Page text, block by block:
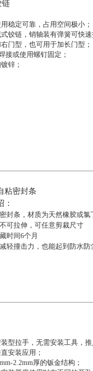
链
稳定可靠，占用空间极小；
铰链，销轴装有弹簧可快
门型，也可用于加长门型；
接或使用螺钉固定；
锌；
粘密封条
封条，材质为天然橡胶或氯
可拉伸，可任意剪裁尺寸
时间6个月
轻撞击力，也能起到防水防
型拉手，无需安装工具，
安装应用；
2.2mm厚的钣金结构；